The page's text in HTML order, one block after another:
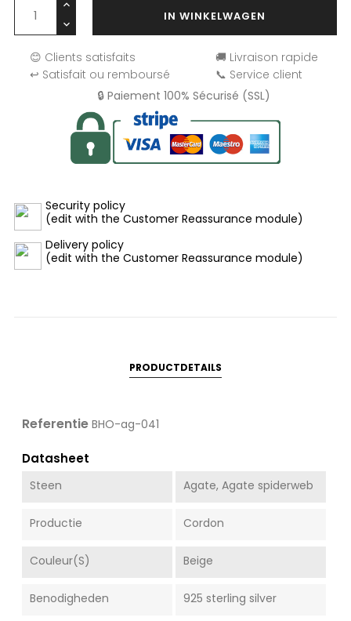
IN WINKELWAGEN
😊 Clients satisfaits
🚚 Livraison rapide
↩️ Satisfait ou remboursé
📞 Service client
🔒 Paiement 100% Sécurisé (SSL)
Security policy
(edit with the Customer Reassurance module)
Delivery policy
(edit with the Customer Reassurance module)
PRODUCTDETAILS
Referentie BHO-ag-041
Datasheet
Steen Agate, Agate spiderweb
Productie Cordon
Couleur(s) Beige
Benodigheden 925 sterling silver